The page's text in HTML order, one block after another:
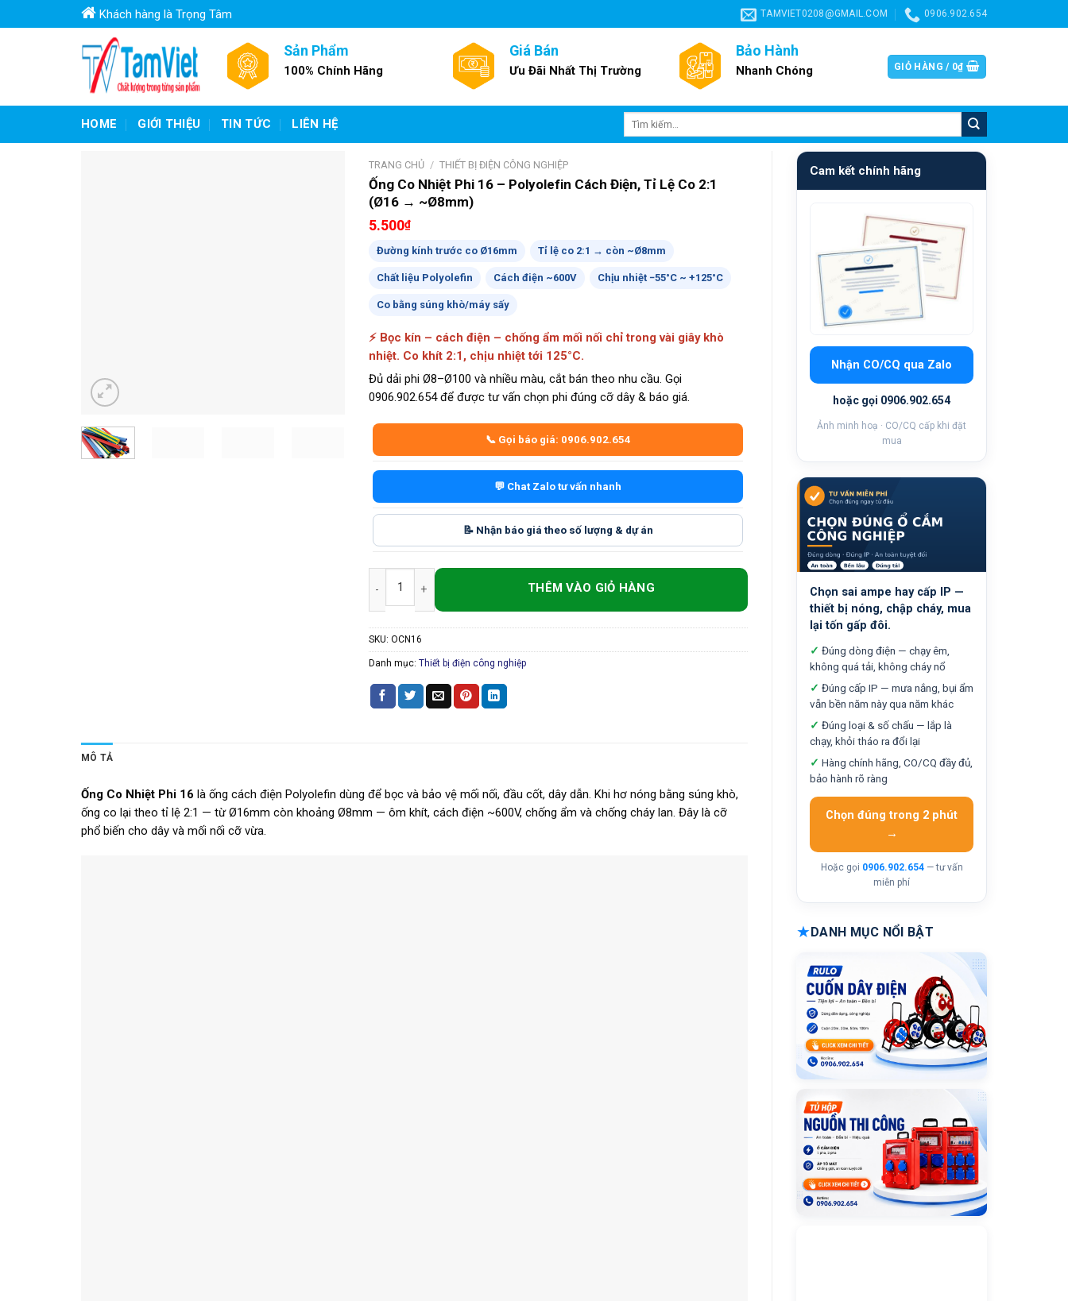
to
Khách hàng là Trọng Tâm TAMVIET0208@GMAIL.COM 0906.902.654
Sản Phẩm
100% Chính Hãng
Giá Bán
Ưu Đãi Nhất Thị Trường
Bảo Hành
Nhanh Chóng GIỎ HÀNG / 0₫
HOME GIỚI THIỆU TIN TỨC LIÊN HỆ
Tìm
Cam kết chính hãng
Nhận CO/CQ qua Zalo
hoặc gọi 0906.902.654
Ảnh minh hoạ · CO/CQ cấp khi đặt
mua
Chọn sai ampe hay cấp IP —
thiết bị nóng, chập cháy, mua
lại tốn gấp đôi.
✓ Đúng dòng điện — chạy êm,
không quá tải, không cháy nổ
✓ Đúng cấp IP — mưa nắng, bụi ẩm
vẫn bền năm này qua năm khác
✓ Đúng loại & số chấu — lắp là
chạy, khỏi tháo ra đổi lại
✓ Hàng chính hãng, CO/CQ đầy đủ,
bảo hành rõ ràng
Chọn đúng trong 2 phút
→
Hoặc gọi 0906.902.654— tư vấn
miễn phí
★DANH MỤC NỔI BẬT
TRANG CHỦ / THIẾT BỊ ĐIỆN CÔNG NGHIỆP
Ống Co Nhiệt Phi 16 – Polyolefin Cách Điện, Tỉ Lệ Co 2:1
(Ø16 → ~Ø8mm)
5.500₫
Đường kính trước co Ø16mm Tỉ lệ co 2:1 → còn ~Ø8mm
Chất liệu Polyolefin Cách điện ~600V Chịu nhiệt −55°C ~ +125°C
Co bằng súng khò/máy sấy
⚡ Bọc kín – cách điện – chống ẩm mối nối chỉ trong vài giây khò
nhiệt. Co khít 2:1, chịu nhiệt tới 125°C.
Đủ dải phi Ø8–Ø100 và nhiều màu, cắt bán theo nhu cầu. Gọi
0906.902.654 để được tư vấn chọn phi đúng cỡ dây & báo giá.
📞 Gọi báo giá: 0906.902.654
💬 Chat Zalo tư vấn nhanh
📝 Nhận báo giá theo số lượng & dự án
Ống Co Nhiệt Phi 16 – Polyolefin Cách Điện, Tỉ Lệ Co 2:1 (Ø16 → ~Ø8mm) số lượng
SKU:OCN16
Danh mục:Thiết bị điện công nghiệp
MÔ TẢ
Ống Co Nhiệt Phi 16 là ống cách điện Polyolefin dùng để bọc và bảo vệ mối nối, đầu cốt, dây dẫn. Khi hơ nóng bằng súng khò,
ống co lại theo tỉ lệ 2:1 — từ Ø16mm còn khoảng Ø8mm — ôm khít, cách điện ~600V, chống ẩm và chống cháy lan. Đây là cỡ
phổ biến cho dây và mối nối cỡ vừa.